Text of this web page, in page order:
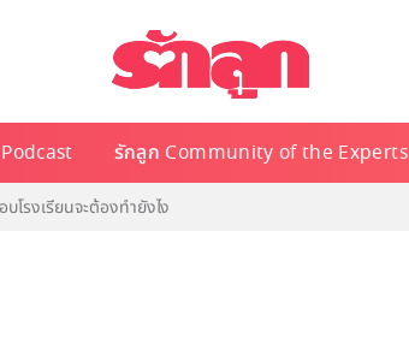
รักลูก Community of the Experts
โรงเรียนจะต้องทำยังไง